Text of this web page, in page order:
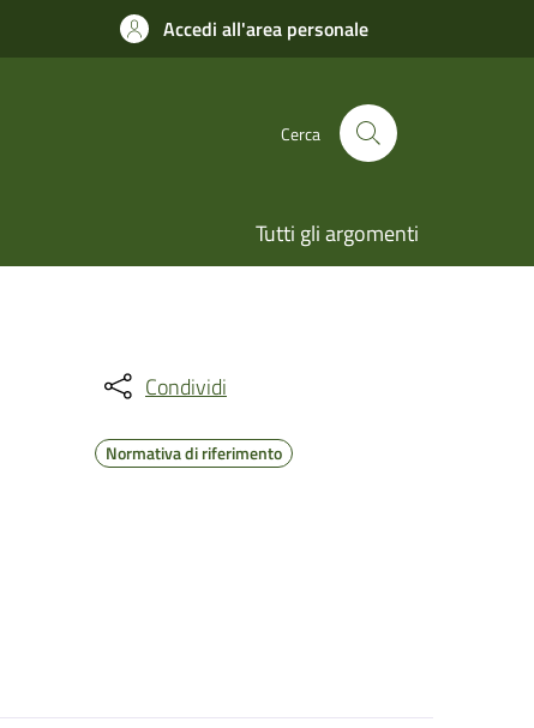
Accedi all'area personale
Cerca
Tutti gli argomenti
Condividi
Normativa di riferimento